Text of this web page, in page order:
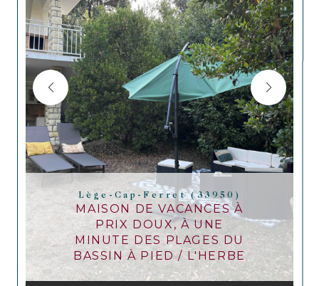
Lège-Cap-Ferret (33950)
MAISON DE VACANCES À
PRIX DOUX, À UNE
MINUTE DES PLAGES DU
BASSIN À PIED / L'HERBE